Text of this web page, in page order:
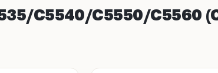
C5540/C5550/C5560